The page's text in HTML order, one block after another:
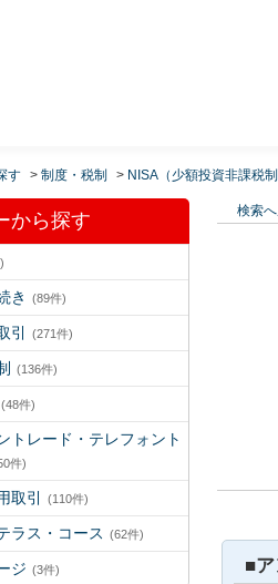
す > 制度・税制 > NISA（少額投資非課税制
から探す
き (89件)
引 (271件)
(136件)
(48件)
トレード・テレフォント
件)
取引 (110件)
ラス・コース (62件)
ジ (3件)
検索
■